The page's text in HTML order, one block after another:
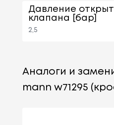
Давление
клапана [бар]
2,5
Аналоги и
mann w71295